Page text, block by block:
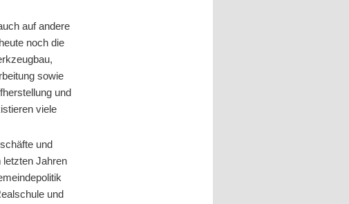
auf andere
noch die
sowie
und
viele
und
letzten Jahren
und